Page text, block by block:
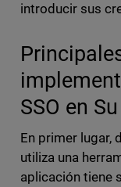
introducir sus
SSO en
En primer lugar,
utiliza una
aplicación tiene